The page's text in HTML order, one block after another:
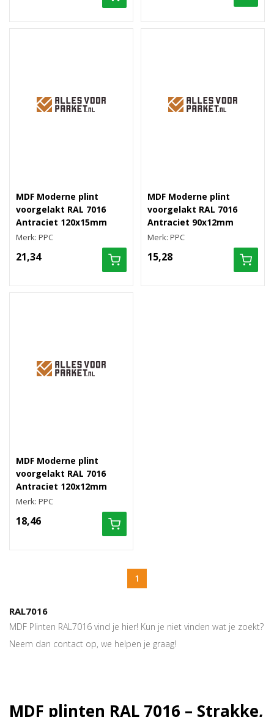
MDF Moderne plint
voorgelakt RAL 7016
Antraciet 120x15mm
Merk: PPC
21,34
MDF Moderne plint
voorgelakt RAL 7016
Antraciet 90x12mm
Merk: PPC
15,28
MDF Moderne plint
voorgelakt RAL 7016
Antraciet 120x12mm
Merk: PPC
18,46
1
RAL7016
MDF Plinten RAL7016 vind je hier! Kun je niet vinden wat je zoekt?
Neem dan contact op, we helpen je graag!
MDF plinten RAL 7016 – Strakke,